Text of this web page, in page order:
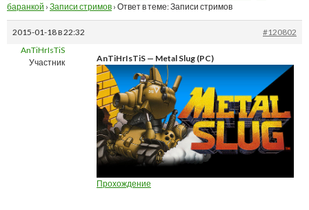
баранкой › Записи стримов › Ответ в теме: Записи стримов
2015-01-18 в 22:32
#120802
AnTiHrIsTiS
Участник
AnTiHrIsTiS — Metal Slug (PC)
Прохождение